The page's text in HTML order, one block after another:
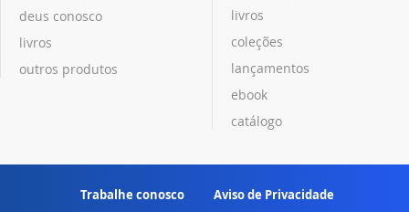
deus conosco
livros
outros produtos
livros
coleções
lançamentos
ebook
catálogo
Trabalhe conosco Aviso de Privacidade